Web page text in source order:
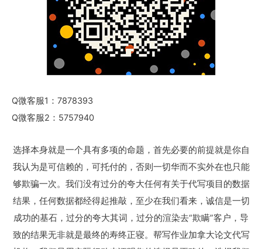
Q微客服1：7878393
Q微客服2：5757940
选择本身就是一个具有多项的命题，首先必要的前提就是你自
我认为是可信赖的，可托付的，否则一切华而不实外在也只能
够欺骗一次。我们没有过分的夸大任何有关于代写项目的数据
结果，任何数据都经得起推敲，至少在我们看来，诚信是一切
成功的基石，过分的夸大其词，过分的渲染去“欺瞒”客户，导
致的结果无非就是最终的寿终正寝。帮写作业加拿大论文代写